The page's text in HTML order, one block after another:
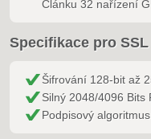
Článku 32 nařízení
Specifikace pro
Šifrování 128-bit až
Silný 2048/4096 Bits
Podpisový